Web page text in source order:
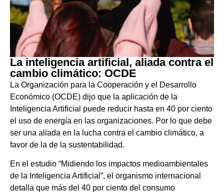
La inteligencia artificial, aliada contra el
cambio climático: OCDE
La Organización para la Cooperación y el Desarrollo
Económico (OCDE) dijo que la aplicación de la
Inteligencia Artificial puede reducir hasta en 40 por ciento
el uso de energía en las organizaciones. Por lo que debe
ser una aliada en la lucha contra el cambio climático, a
favor de la de la sustentabilidad.
En el estudio “Midiendo los impactos medioambientales
de la Inteligencia Artificial”, el organismo internacional
detalla que más del 40 por ciento del consumo